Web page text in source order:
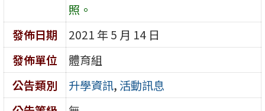
照。
發佈日期
2021 年 5 月 14 日
發佈單位
體育組
公告類別
升學資訊, 活動訊息